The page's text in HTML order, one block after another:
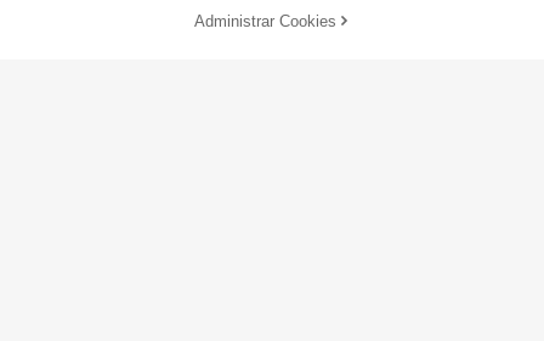
AÑADIR A LA BOLSA
Administrar Cookies